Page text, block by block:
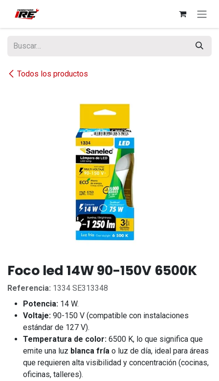
Todos los productos
Foco led 14W 90-150V 6500K
Referencia: 1334 SE313348
Potencia: 14 W.
Voltaje: 90-150 V (compatible con instalaciones
estándar de 127 V).
Temperatura de color: 6500 K, lo que significa que
emite una luz blanca fría o luz de día, ideal para áreas
que requieren alta visibilidad y concentración (cocinas,
oficinas, talleres).